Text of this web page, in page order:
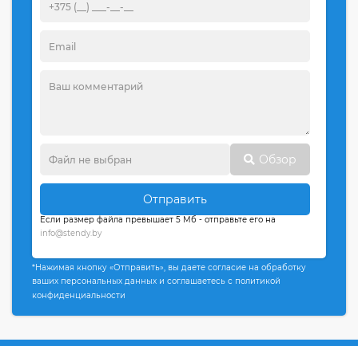
Обзор
Отправить
Если размер файла превышает 5 Мб - отправьте его на
info@stendy.by
*Нажимая кнопку «Отправить», вы даете согласие на обработку
ваших персональных данных и соглашаетесь с политикой
конфиденциальности